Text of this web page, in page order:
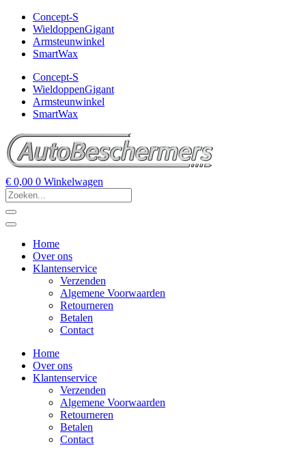
Concept-S
WieldoppenGigant
Armsteunwinkel
SmartWax
Concept-S
WieldoppenGigant
Armsteunwinkel
SmartWax
€ 0,00 0 Winkelwagen
Home
Over ons
Klantenservice
Verzenden
Algemene Voorwaarden
Retourneren
Betalen
Contact
Home
Over ons
Klantenservice
Verzenden
Algemene Voorwaarden
Retourneren
Betalen
Contact